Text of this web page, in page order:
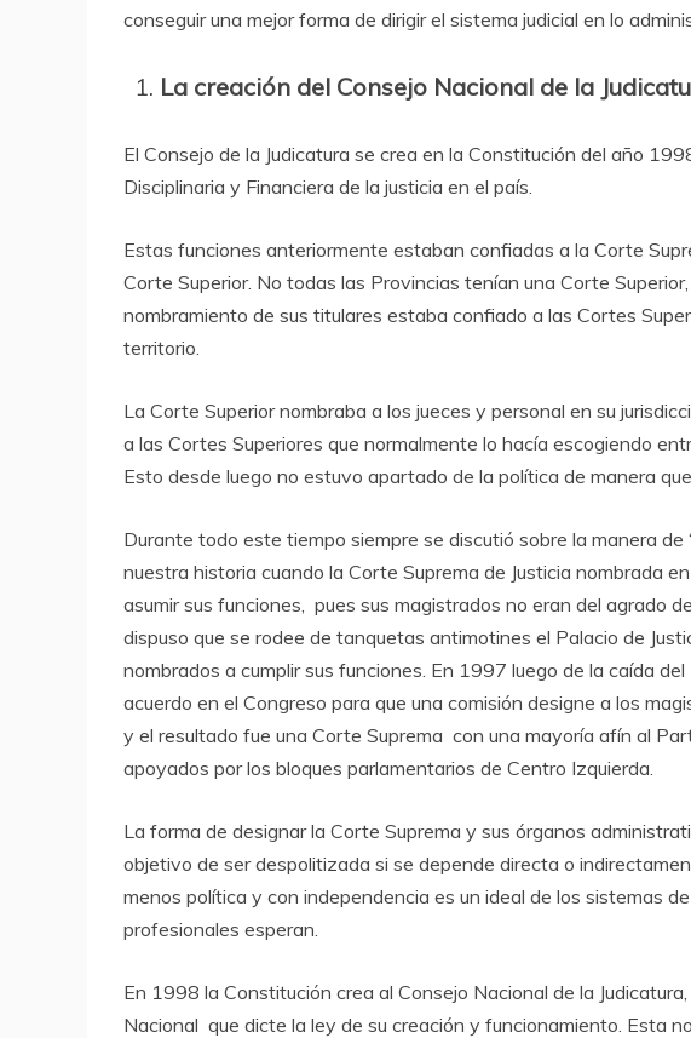
conseguir una mejor forma de dirigir el sistema judicial en lo
La creación del Consejo Nacional de la
El Consejo de la Judicatura se crea en la Constitución del año
Disciplinaria y Financiera de la justicia en el país.
Estas funciones anteriormente estaban confiadas a la Corte
Corte Superior. No todas las Provincias tenían una Corte
nombramiento de sus titulares estaba confiado a las Cortes
territorio.
La Corte Superior nombraba a los jueces y personal en su
a las Cortes Superiores que normalmente lo hacía escogiendo
Esto desde luego no estuvo apartado de la política de manera
Durante todo este tiempo siempre se discutió sobre la manera de
nuestra historia cuando la Corte Suprema de Justicia nombrada
asumir sus funciones, pues sus magistrados no eran del agrado
dispuso que se rodee de tanquetas antimotines el Palacio de
nombrados a cumplir sus funciones. En 1997 luego de la caída
acuerdo en el Congreso para que una comisión designe a los
y el resultado fue una Corte Suprema con una mayoría afín al
apoyados por los bloques parlamentarios de Centro Izquierda.
La forma de designar la Corte Suprema y sus órganos
objetivo de ser despolitizada si se depende directa o
menos política y con independencia es un ideal de los sistemas
profesionales esperan.
En 1998 la Constitución crea al Consejo Nacional de la
Nacional que dicte la ley de su creación y funcionamiento. Esta